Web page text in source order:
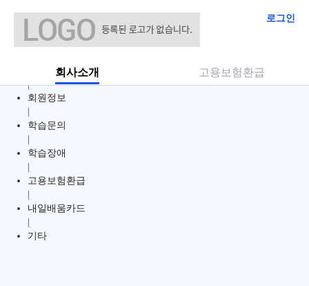
로그인
회사소개 고용보험환급
전체
수강신청
|
회원정보
학습문의
학습장애
고용보험환급
내일배움카드
기타